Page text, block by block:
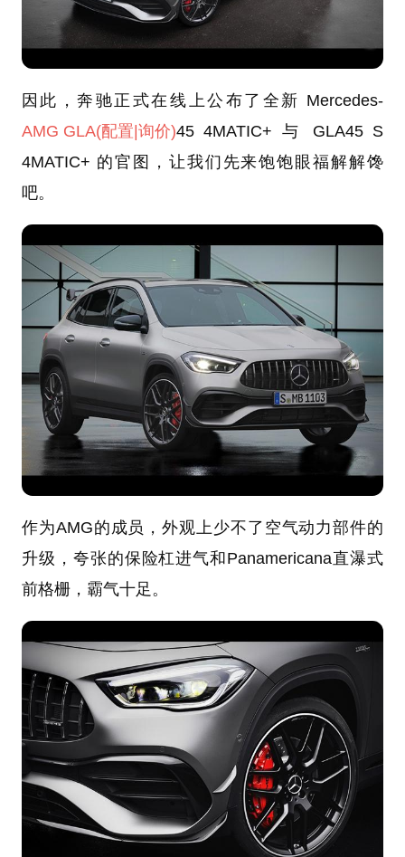
因此，奔驰正式在线上公布了全新 Mercedes-
AMG GLA(配置|询价)45 4MATIC+ 与 GLA45 S
4MATIC+ 的官图，让我们先来饱饱眼福解解馋
吧。
作为AMG的成员，外观上少不了空气动力部件的
升级，夸张的保险杠进气和Panamericana直瀑式
前格栅，霸气十足。